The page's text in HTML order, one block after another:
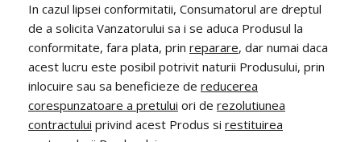
In cazul lipsei conformitatii, Consumatorul are dreptul
de a solicita Vanzatorului sa i se aduca Produsul la
conformitate, fara plata, prin reparare, dar numai daca
acest lucru este posibil potrivit naturii Produsului, prin
inlocuire sau sa beneficieze de reducerea
corespunzatoare a pretului ori de rezolutiunea
contractului privind acest Produs si restituirea